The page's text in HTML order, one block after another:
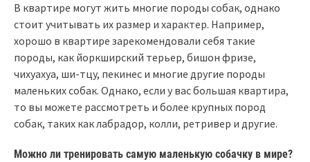
В квартире могут жить многие породы собак, однако
стоит учитывать их размер и характер. Например,
хорошо в квартире зарекомендовали себя такие
породы, как йоркширский терьер, бишон фризе,
чихуахуа, ши-тцу, пекинес и многие другие породы
маленьких собак. Однако, если у вас большая квартира,
то вы можете рассмотреть и более крупных пород
собак, таких как лабрадор, колли, ретривер и другие.
Можно ли тренировать самую маленькую собачку в мире?